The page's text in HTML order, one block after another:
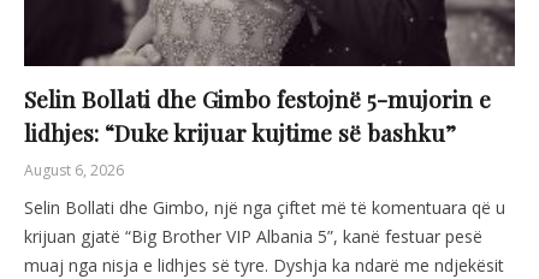
Selin Bollati dhe Gimbo festojnë 5-mujorin e
lidhjes: “Duke krijuar kujtime së bashku”
August 6, 2026
Selin Bollati dhe Gimbo, një nga çiftet më të komentuara që u
krijuan gjatë “Big Brother VIP Albania 5”, kanë festuar pesë
muaj nga nisja e lidhjes së tyre. Dyshja ka ndarë me ndjekësit